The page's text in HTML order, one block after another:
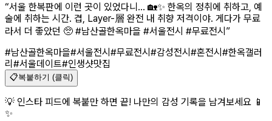
“서울 한복판에 이런 곳이 있었다니... 🏡✨ 한옥의 정취에 취하고, 예
술에 취하는 시간. 겹, Layer-層 완전 내 취향 저격이야. 게다가 무료
라서 더 좋았던 🥺 #남산골한옥마을 #서울전시 #무료전시 ”
#남산골한옥마을#서울전시 #무료전시 #감성전시 #혼전시 #한옥갤러
리 #서울데이트#인생샷맛집
📋복붙하기 (클릭)
💡 인스타 피드에 복붙만 하면 끝! 나만의 감성 기록을 남겨보세요 📱
✨